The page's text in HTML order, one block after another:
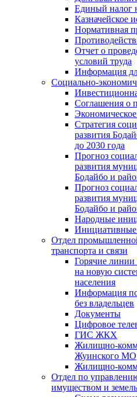
Единый налог
Казначейское
Нормативная
Отчет о
условий труда
Информация
Социально-
Соглашения о
Стратегия
развития
до 2030 года
Прогноз
развития
Бодайбо и
Прогноз
развития
Бодайбо и
Народные
Отдел
транспорта и связи
Горячие линии
на новую
населения
Информация
без владельцев
Документы
Цифровое
ГИС ЖКХ
Жилищно-
Жуинского МО
Жилищно-
Отдел по
имуществом и